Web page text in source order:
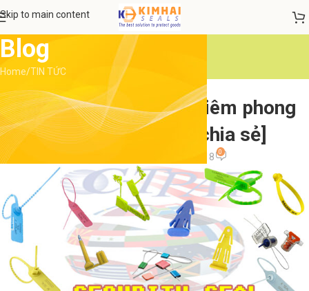
Skip to main content
Blog
Home TIN TỨC
Có nên sử dụng seal niêm phong
nhựa giá rẻ? [Góc chia sẻ]
On 20 Tháng 6, 2018 0